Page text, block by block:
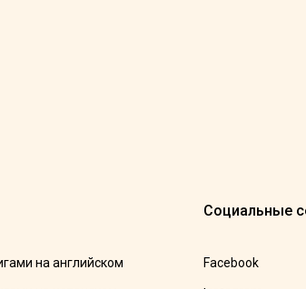
на английском
Социальные
Facebook